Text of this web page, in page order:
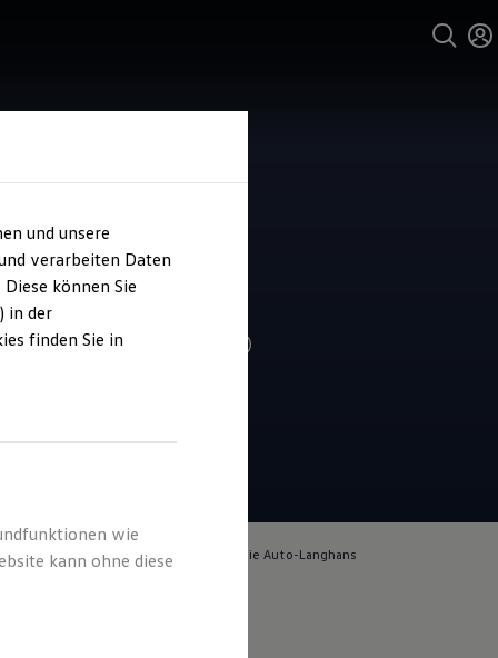
Langhans
4.9| 190 Bewertungen
für die Inhalte auf dieser Seite ist die Auto-Langhans
und unsere
verarbeiten Daten
können Sie
in der
finden Sie in
wie
kann ohne diese